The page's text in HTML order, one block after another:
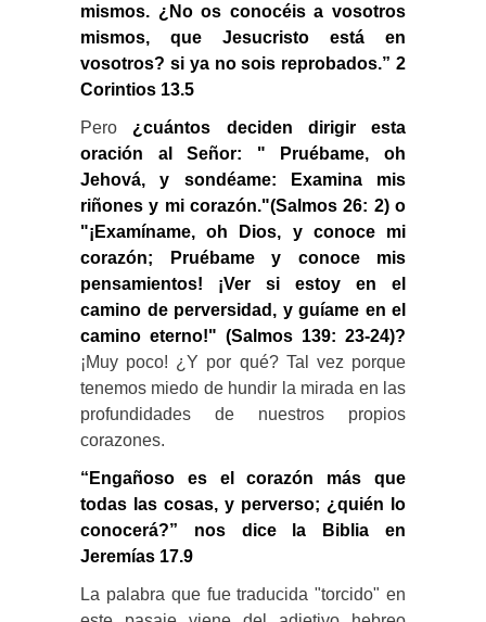
mismos. ¿No os conocéis a vosotros
mismos, que Jesucristo está en
vosotros? si ya no sois reprobados.” 2
Corintios 13.5
Pero ¿cuántos deciden dirigir esta
oración al Señor: " Pruébame, oh
Jehová, y sondéame: Examina mis
riñones y mi corazón."(Salmos 26: 2) o
"¡Examíname, oh Dios, y conoce mi
corazón; Pruébame y conoce mis
pensamientos! ¡Ver si estoy en el
camino de perversidad, y guíame en el
camino eterno!" (Salmos 139: 23-24)?
¡Muy poco! ¿Y por qué? Tal vez porque
tenemos miedo de hundir la mirada en las
profundidades de nuestros propios
corazones.
“Engañoso es el corazón más que
todas las cosas, y perverso; ¿quién lo
conocerá?” nos dice la Biblia en
Jeremías 17.9
La palabra que fue traducida "torcido" en